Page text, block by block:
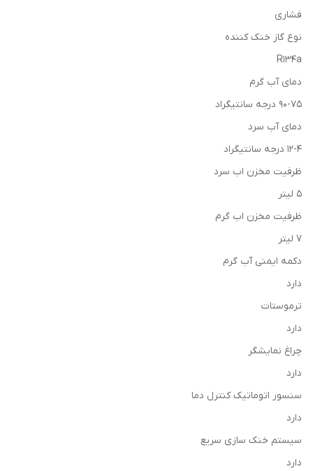
فشاری
نوع گاز خنک کننده
R134a
دمای آب گرم
۹۰-۷۵ درجه سانتیگراد
دمای آب سرد
۱۲-۴ درجه سانتیگراد
ظرفیت مخزن اب سرد
5 لیتر
ظرفیت مخزن اب گرم
7 لیتر
دکمه ایمنی آب گرم
دارد
ترموستات
دارد
چراغ نمایشگر
دارد
سنسور اتوماتیک کنترل دما
دارد
سیستم خنک سازی سریع
دارد